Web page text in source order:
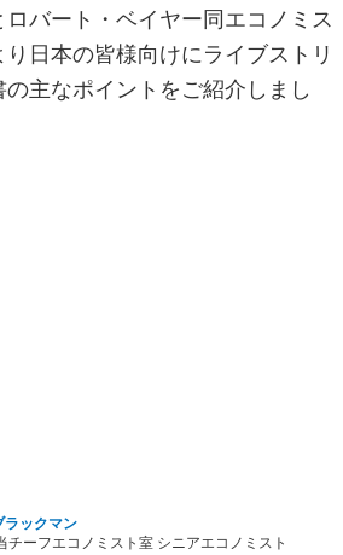
バート・ベイヤー同エコノミス
り日本の皆様向けにライブストリ
主なポイントをご紹介しまし
ラックマン
ーフエコノミスト室 シニアエコノミスト